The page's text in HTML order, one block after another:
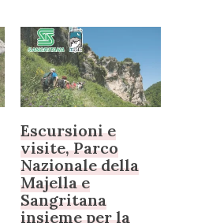
Escursioni e
visite, Parco
Nazionale della
Majella e
Sangritana
insieme per la